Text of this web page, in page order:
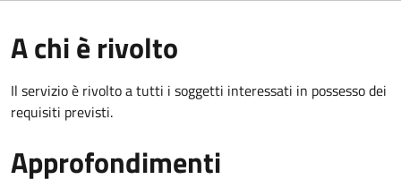
A chi è rivolto
Il servizio è rivolto a tutti i soggetti interessati in possesso dei
requisiti previsti.
Approfondimenti